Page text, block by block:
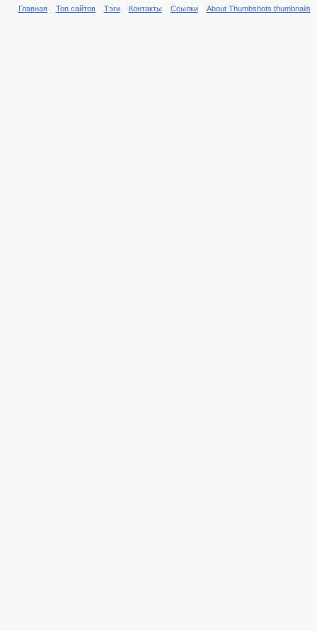
Главная Топ сайтов Тэги Контакты Ссылки About Thumbshots thumbnails